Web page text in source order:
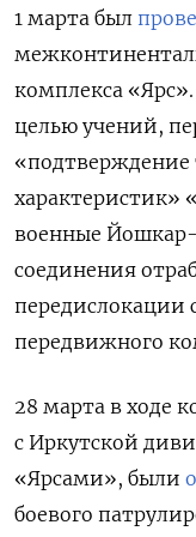
1 марта был
комплекса
целью учений,
«подтверждение
характеристик»
военные
соединения
передислокации
передвижного
28 марта в ходе
с Иркутской
«Ярсами», были
боевого